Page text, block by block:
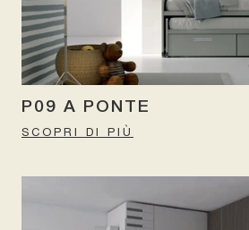
P09 A PONTE
SCOPRI DI PIÙ